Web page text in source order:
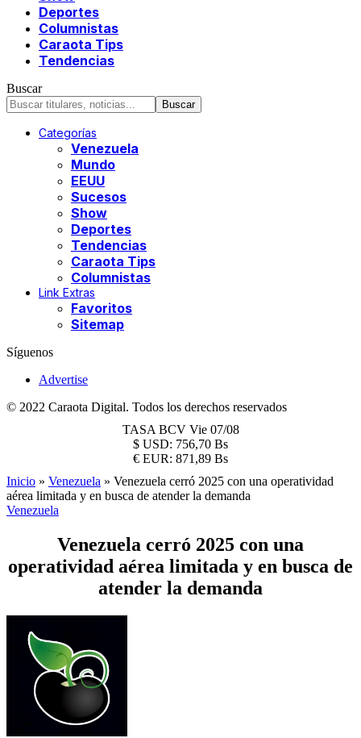
Deportes
Columnistas
Caraota Tips
Tendencias
Buscar
Categorías
Venezuela
Mundo
EEUU
Sucesos
Show
Deportes
Tendencias
Caraota Tips
Columnistas
Link Extras
Favoritos
Sitemap
Síguenos
Advertise
© 2022 Caraota Digital. Todos los derechos reservados
TASA BCV Vie 07/08
$ USD: 756,70 Bs
€ EUR: 871,89 Bs
Inicio » Venezuela » Venezuela cerró 2025 con una operatividad
aérea limitada y en busca de atender la demanda
Venezuela
Venezuela cerró 2025 con una
operatividad aérea limitada y en busca de
atender la demanda